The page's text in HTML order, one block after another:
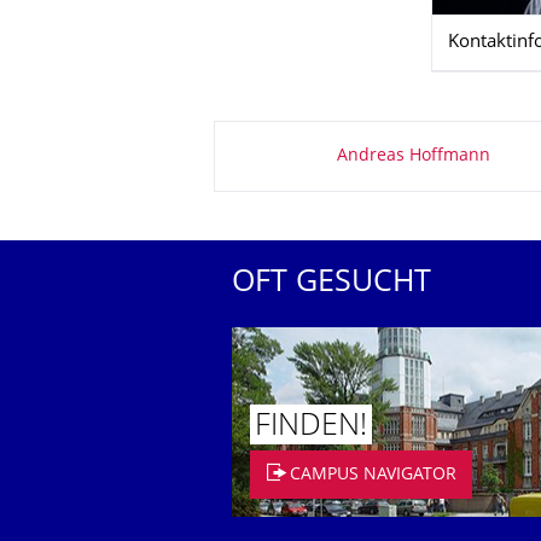
Andreas Hoffmann
OFT GESUCHT
FINDEN!
CAMPUS NAVIGATOR